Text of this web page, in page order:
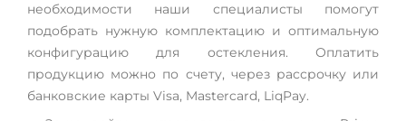
необходимости наши специалисты помогут
подобрать нужную комплектацию и оптимальную
конфигурацию для остекления. Оплатить
продукцию можно по счету, через рассрочку или
банковские карты Visa, Mastercard, LiqPay.